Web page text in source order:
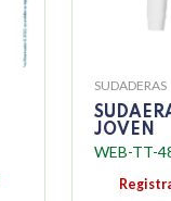
SUDADERAS
JOVEN
WEB-TT-